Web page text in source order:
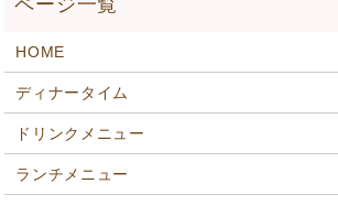
HOME
ディナータイム
ドリンクメニュー
ランチメニュー